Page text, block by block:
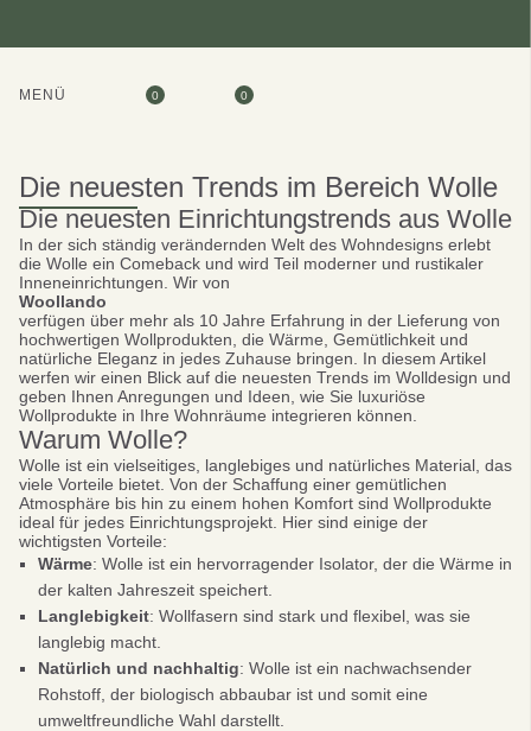
MENÜ 0 0
Die neuesten Trends im Bereich Wolle
Die neuesten Einrichtungstrends aus Wolle
In der sich ständig verändernden Welt des Wohndesigns erlebt
die Wolle ein Comeback und wird Teil moderner und rustikaler
Inneneinrichtungen. Wir von
Woollando
verfügen über mehr als 10 Jahre Erfahrung in der Lieferung von
hochwertigen Wollprodukten, die Wärme, Gemütlichkeit und
natürliche Eleganz in jedes Zuhause bringen. In diesem Artikel
werfen wir einen Blick auf die neuesten Trends im Wolldesign und
geben Ihnen Anregungen und Ideen, wie Sie luxuriöse
Wollprodukte in Ihre Wohnräume integrieren können.
Warum Wolle?
Wolle ist ein vielseitiges, langlebiges und natürliches Material, das
viele Vorteile bietet. Von der Schaffung einer gemütlichen
Atmosphäre bis hin zu einem hohen Komfort sind Wollprodukte
ideal für jedes Einrichtungsprojekt. Hier sind einige der
wichtigsten Vorteile:
Wärme: Wolle ist ein hervorragender Isolator, der die Wärme in
der kalten Jahreszeit speichert.
Langlebigkeit: Wollfasern sind stark und flexibel, was sie
langlebig macht.
Natürlich und nachhaltig: Wolle ist ein nachwachsender
Rohstoff, der biologisch abbaubar ist und somit eine
umweltfreundliche Wahl darstellt.